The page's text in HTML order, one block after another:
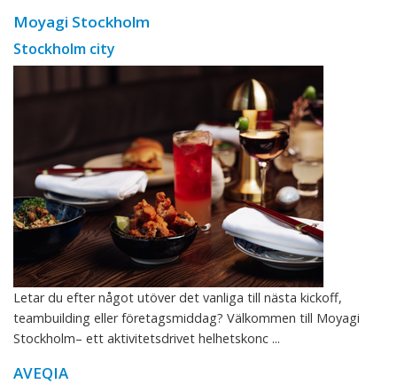
Moyagi Stockholm
Stockholm city
Letar du efter något utöver det vanliga till nästa kickoff,
teambuilding eller företagsmiddag? Välkommen till Moyagi
Stockholm– ett aktivitetsdrivet helhetskonc ...
AVEQIA